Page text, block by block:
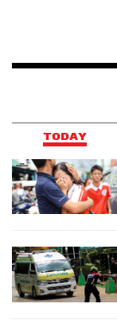
TODAY